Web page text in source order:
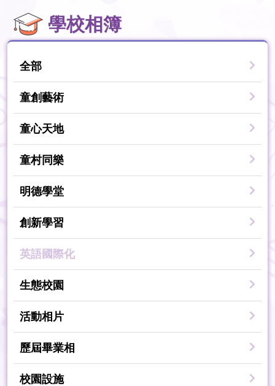
學校相簿
全部
童創藝術
童心天地
童村同樂
明德學堂
創新學習
英語國際化
生態校園
活動相片
歷屆畢業相
校園設施